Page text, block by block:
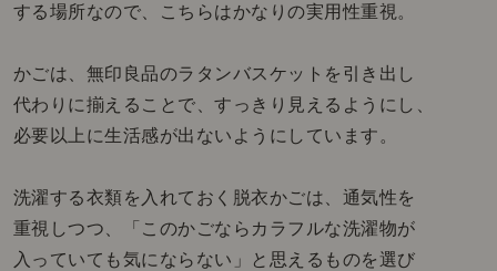
する場所なので、こちらはかなりの実用性重視。
かごは、無印良品のラタンバスケットを引き出し
代わりに揃えることで、すっきり見えるようにし、
必要以上に生活感が出ないようにしています。
洗濯する衣類を入れておく脱衣かごは、通気性を
重視しつつ、「このかごならカラフルな洗濯物が
入っていても気にならない」と思えるものを選び